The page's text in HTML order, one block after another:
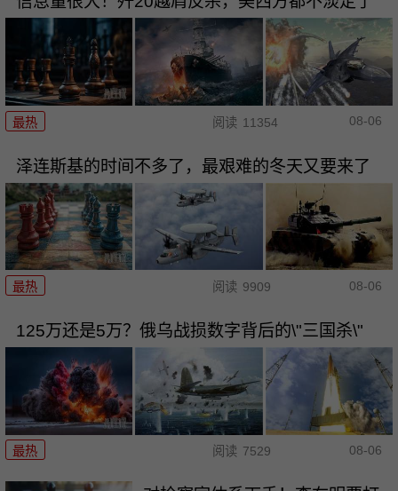
最热 阅读 11354 08-06
泽连斯基的时间不多了，最艰难的冬天又要来了
最热 阅读 9909 08-06
125万还是5万？俄乌战损数字背后的\"三国杀\"
最热 阅读 7529 08-06